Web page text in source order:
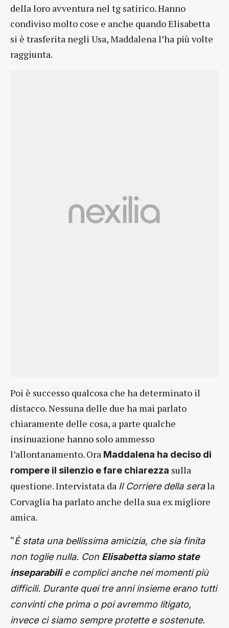
della loro avventura nel tg satirico. Hanno
condiviso molto cose e anche quando Elisabetta
si è trasferita negli Usa, Maddalena l’ha più volte
raggiunta.
Poi è successo qualcosa che ha determinato il
distacco. Nessuna delle due ha mai parlato
chiaramente delle cosa, a parte qualche
insinuazione hanno solo ammesso
l’allontanamento. Ora Maddalena ha deciso di
rompere il silenzio e fare chiarezza sulla
questione. Intervistata da Il Corriere della serala
Corvaglia ha parlato anche della sua ex migliore
amica.
“È stata una bellissima amicizia, che sia finita
non toglie nulla. Con Elisabetta siamo state
inseparabilie complici anche nei momenti più
difficili. Durante quei tre anni insieme erano tutti
convinti che prima o poi avremmo litigato,
invece ci siamo sempre protette e sostenute.